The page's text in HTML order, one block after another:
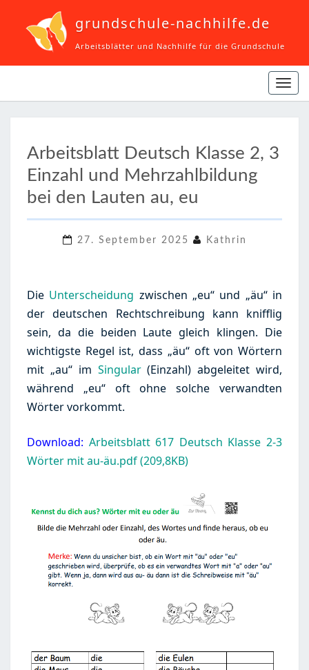
grundschule-nachhilfe.de
Arbeitsblätter und Nachhilfe für die Grundschule
ein-/
DEUTSCH
KLASSE
2,
LAUTEN
EU
Arbeitsblatt Deutsch Klasse 2, 3
Einzahl und Mehrzahlbildung
bei den Lauten au, eu
27. September 2025 Kathrin
Die Unterscheidung zwischen „eu“ und „äu“ in
der deutschen Rechtschreibung kann knifflig
sein, da die beiden Laute gleich klingen. Die
wichtigste Regel ist, dass „äu“ oft von Wörtern
mit „au“ im Singular(Einzahl) abgeleitet wird,
während „eu“ oft ohne solche verwandten
Wörter vorkommt.
Download: Arbeitsblatt 617 Deutsch Klasse 2-3
Wörter mit au-äu.pdf (209,8KB)